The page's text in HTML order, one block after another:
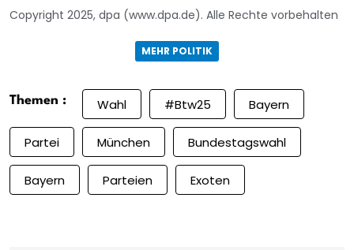
Copyright 2025, dpa (www.dpa.de). Alle Rechte vorbehalten
MEHR POLITIK
Themen : Wahl #btw25 Bayern
Partei München Bundestagswahl
Bayern Parteien Exoten